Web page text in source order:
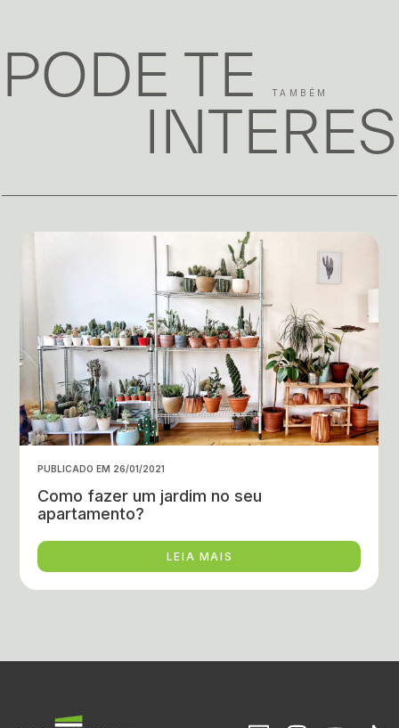
PODE TE TAMBÉM
PUBLICADO EM 26/01/2021
Como fazer um jardim no seu
apartamento?
LEIA MAIS